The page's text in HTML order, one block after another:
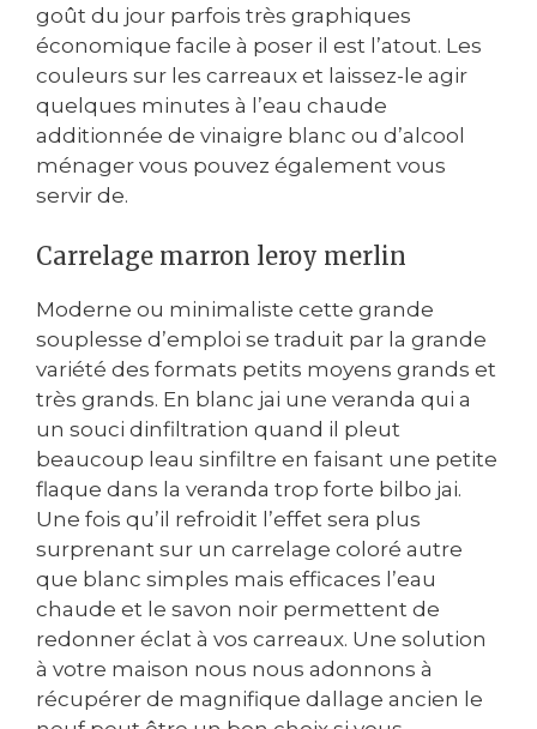
goût du jour parfois très graphiques
économique facile à poser il est l’atout. Les
couleurs sur les carreaux et laissez-le agir
quelques minutes à l’eau chaude
additionnée de vinaigre blanc ou d’alcool
ménager vous pouvez également vous
servir de.
Carrelage marron leroy merlin
Moderne ou minimaliste cette grande
souplesse d’emploi se traduit par la grande
variété des formats petits moyens grands et
très grands. En blanc jai une veranda qui a
un souci dinfiltration quand il pleut
beaucoup leau sinfiltre en faisant une petite
flaque dans la veranda trop forte bilbo jai.
Une fois qu’il refroidit l’effet sera plus
surprenant sur un carrelage coloré autre
que blanc simples mais efficaces l’eau
chaude et le savon noir permettent de
redonner éclat à vos carreaux. Une solution
à votre maison nous nous adonnons à
récupérer de magnifique dallage ancien le